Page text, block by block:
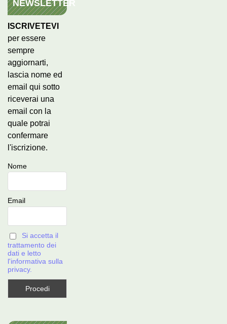
NEWSLETTER
ISCRIVETEVI
per essere
sempre
aggiornarti,
lascia nome ed
email qui sotto
riceverai una
email con la
quale potrai
confermare
l'iscrizione.
Nome
Email
Si accetta il
trattamento dei
dati e letto
l'informativa sulla
privacy.